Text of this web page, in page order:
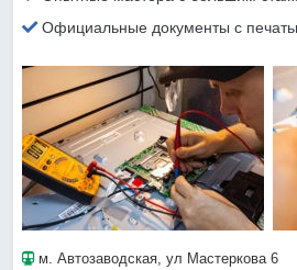
Официальные документы с
м. Автозаводская, ул Мастеркова 6